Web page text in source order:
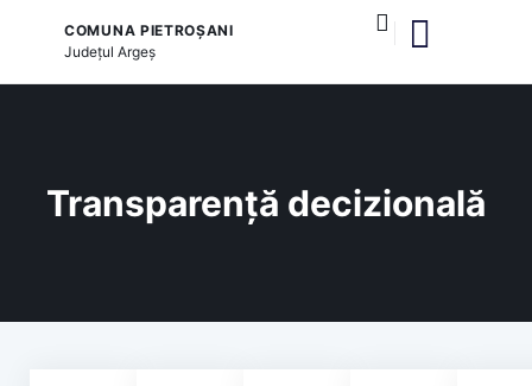
COMUNA PIETROȘANI
Județul Argeș
Transparență decizională